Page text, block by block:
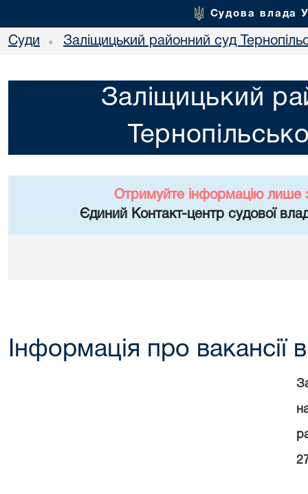
Судова влада
Суди • Заліщицький районний суд
Заліщицький
Отримуйте інформацію лише
Єдиний Контакт-центр судової
Інформація про вакансії